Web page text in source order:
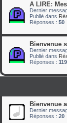
A LIRE:
Dernier
Publié dans
Réponses : 50
Bienvenue
Dernier
Publié dans
Réponses : 119
Bienvenue
Dernier
Réponses : 20